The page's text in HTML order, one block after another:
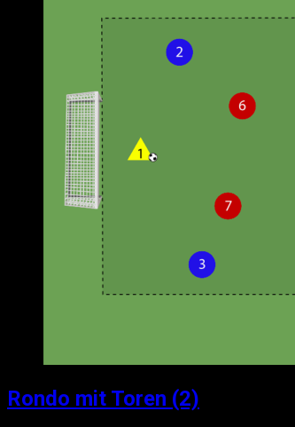
Rondo mit Toren (2)